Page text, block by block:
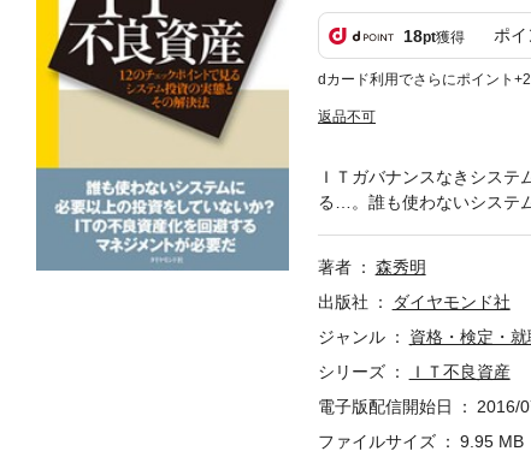
18pt獲得 ポ
dカード利用でさらにポイント
返品不可
ＩＴガバナンスなきシス
る…。誰も使わないシステ
著者
森秀明
出版社
ダイヤモンド社
ジャンル
資格・検定・就
シリーズ
ＩＴ不良資産
電子版配信開始日
2016/
ファイルサイズ
9.95 MB